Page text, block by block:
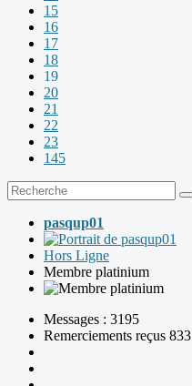
15
16
17
18
19
20
21
22
23
145
pasqup01
Hors Ligne
Membre platinium
Messages : 3195
Remerciements reçus 833